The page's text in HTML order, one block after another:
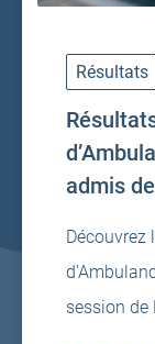
Résultats
admis
Découvrez
session de